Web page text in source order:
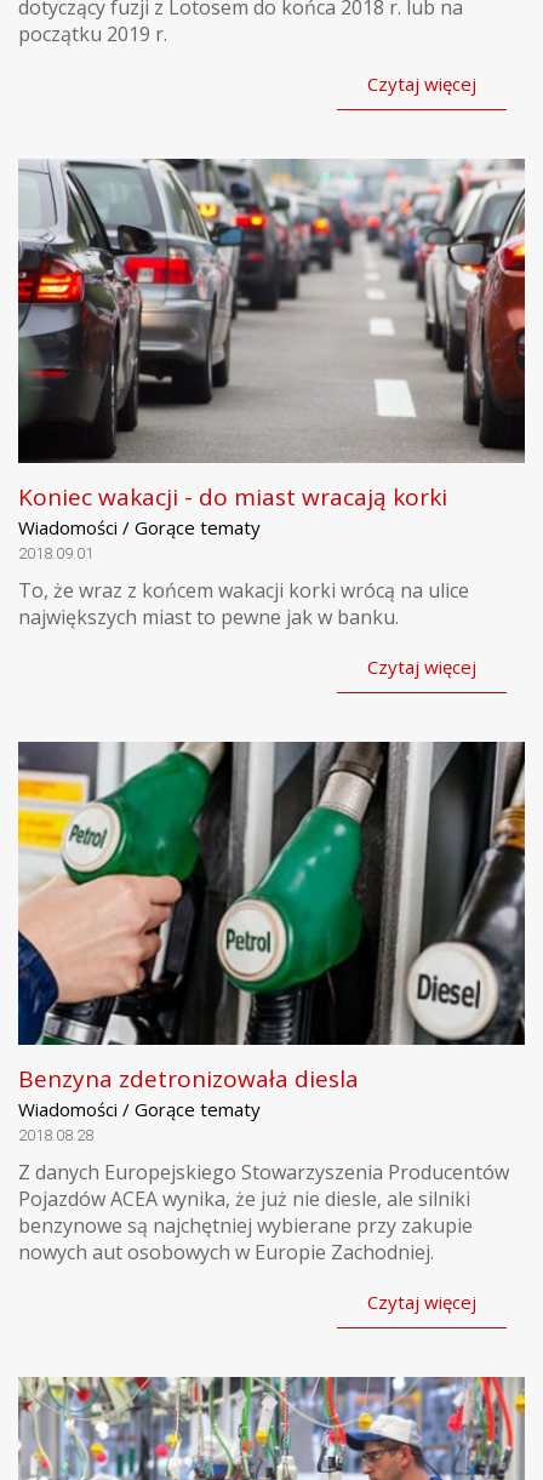
dotyczący fuzji z Lotosem do końca 2018 r. lub na
początku 2019 r.
Czytaj więcej
Koniec wakacji - do miast wracają korki
Wiadomości / Gorące tematy
2018.09.01
To, że wraz z końcem wakacji korki wrócą na ulice
największych miast to pewne jak w banku.
Czytaj więcej
Benzyna zdetronizowała diesla
Wiadomości / Gorące tematy
2018.08.28
Z danych Europejskiego Stowarzyszenia Producentów
Pojazdów ACEA wynika, że już nie diesle, ale silniki
benzynowe są najchętniej wybierane przy zakupie
nowych aut osobowych w Europie Zachodniej.
Czytaj więcej